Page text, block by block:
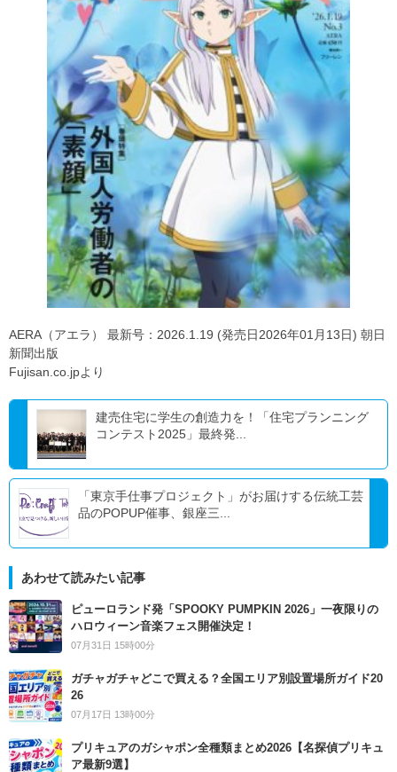
AERA（アエラ） 最新号：2026.1.19 (発売日2026年01月13日) 朝日
新聞出版
Fujisan.co.jpより
建売住宅に学生の創造力を！「住宅プランニング
コンテスト2025」最終発...
「東京手仕事プロジェクト」がお届けする伝統工芸
品のPOPUP催事、銀座三...
あわせて読みたい記事
ピューロランド発「SPOOKY PUMPKIN 2026」一夜限りの
ハロウィーン音楽フェス開催決定！
07月31日 15時00分
ガチャガチャどこで買える？全国エリア別設置場所ガイド20
26
07月17日 13時00分
プリキュアのガシャポン全種類まとめ2026【名探偵プリキュ
ア最新9選】